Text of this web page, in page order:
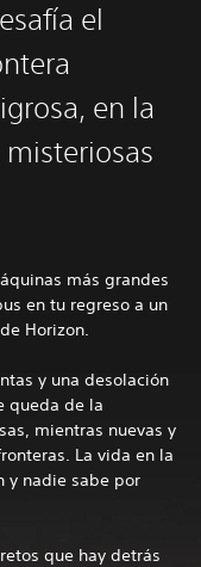
el
en la
más grandes
en tu regreso a un
Horizon.
y una desolación
queda de la
mientras nuevas y
La vida en la
y nadie sabe por
que hay detrás